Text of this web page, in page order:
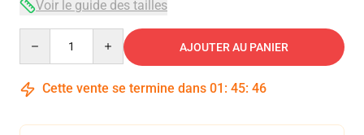
Voir le guide des tailles
AJOUTER AU PANIER
Cette vente se termine dans 01 : 45: 46